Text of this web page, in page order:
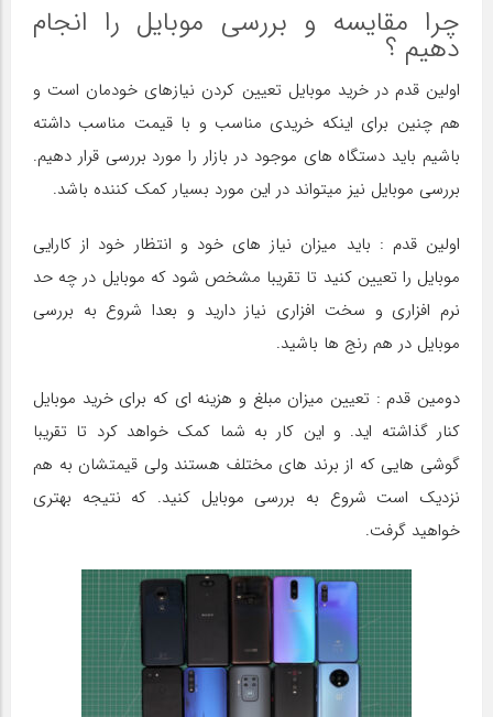
چرا مقایسه و بررسی موبایل را انجام
دهیم ؟
اولین قدم در خرید موبایل تعیین کردن نیازهای خودمان است و
هم چنین برای اینکه خریدی مناسب و با قیمت مناسب داشته
باشیم باید دستگاه های موجود در بازار را مورد بررسی قرار دهیم.
بررسی موبایل نیز میتواند در این مورد بسیار کمک کننده باشد.
اولین قدم : باید میزان نیاز های خود و انتظار خود از کارایی
موبایل را تعیین کنید تا تقریبا مشخص شود که موبایل در چه حد
نرم افزاری و سخت افزاری نیاز دارید و بعدا شروع به بررسی
موبایل در هم رنج ها باشید.
دومین قدم : تعیین میزان مبلغ و هزینه ای که برای خرید موبایل
کنار گذاشته اید. و این کار به شما کمک خواهد کرد تا تقریبا
گوشی هایی که از برند های مختلف هستند ولی قیمتشان به هم
نزدیک است شروع به بررسی موبایل کنید. که نتیجه بهتری
خواهید گرفت.